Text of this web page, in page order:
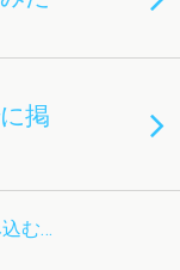
掲
む…